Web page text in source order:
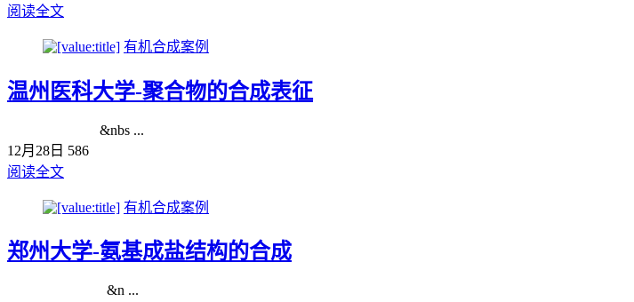
阅读全文
有机合成案例
温州医科大学-聚合物的合成表征
&nbs ...
12月28日 586
阅读全文
有机合成案例
郑州大学-氨基成盐结构的合成
&n ...